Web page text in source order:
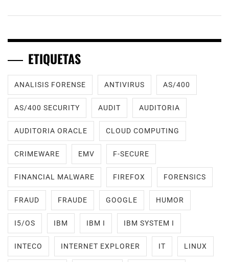
ETIQUETAS
ANALISIS FORENSE ANTIVIRUS AS/400
AS/400 SECURITY AUDIT AUDITORIA
AUDITORIA ORACLE CLOUD COMPUTING
CRIMEWARE EMV F-SECURE
FINANCIAL MALWARE FIREFOX FORENSICS
FRAUD FRAUDE GOOGLE HUMOR
I5/OS IBM IBM I IBM SYSTEM I
INTECO INTERNET EXPLORER IT LINUX